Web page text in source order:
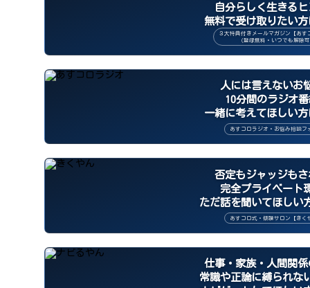
自分らしく生きる
無料で受け取りたい方
３大特典付きメールマガジン【あす
（登録無料・いつでも解除
人には言えないお
10分間のラジオ
一緒に考えてほしい方
あすコロラジオ・お悩み相談フ
否定もジャッジも
完全プライベート
ただ話を聞いてほしい
あすコロ式・傾聴サロン【きく
仕事・家族・人間関
常識や正論に縛られな